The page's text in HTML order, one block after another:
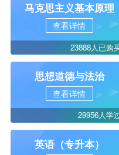
马克思主义基本原理
查看详情
23888人已购
思想道德与法治
查看详情
29956人学
英语（专升本）